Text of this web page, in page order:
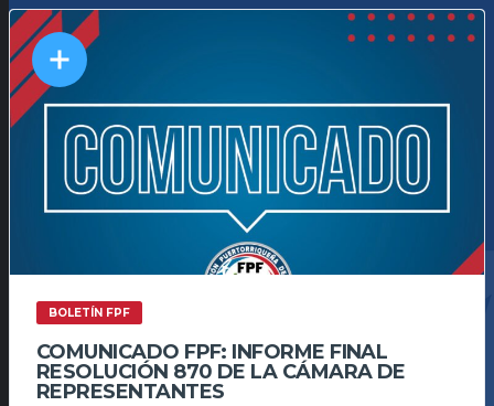
BOLETÍN FPF
COMUNICADO FPF: INFORME FINAL
RESOLUCIÓN 870 DE LA CÁMARA DE
REPRESENTANTES